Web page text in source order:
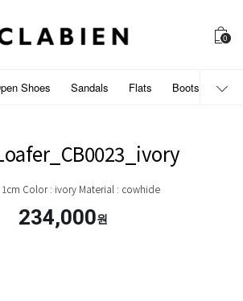
0
Shoes Sandals Flats Boots 개
1cm Color : ivory Material : cowhide
234,000원